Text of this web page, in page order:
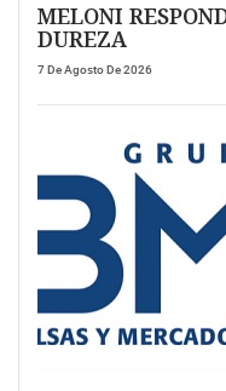
MELONI RESPONDE
DUREZA
7 De Agosto De 2026